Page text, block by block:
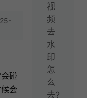
碰
会
视
频
去
水
印
怎
么
去?